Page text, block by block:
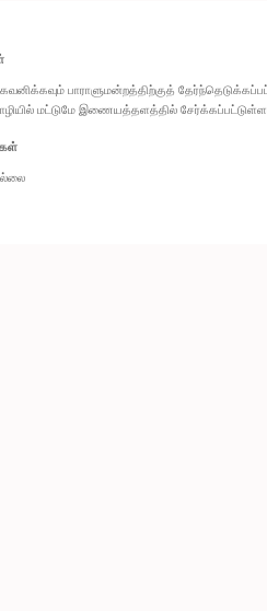
கவனிக்கவும் பாராளுமன்றத்திற்குத்
மட்டுமே இணையத்தளத்தில்